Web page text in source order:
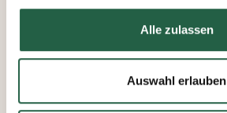
​Datenschutzerklärung von Google
Alle zulassen
Auswahl erlauben